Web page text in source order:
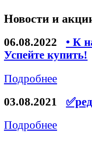
Запчасти для
Запчасти для
Конденсаторы
Ремни для
Новости и
06.08.2022
• К
Успейте купить!
Подробнее
03.08.2021
Подробнее